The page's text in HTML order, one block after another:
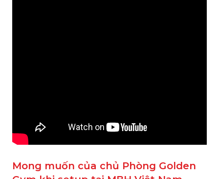
Mong muốn của chủ Phòng Golden